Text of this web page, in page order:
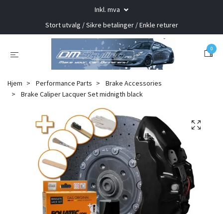
Inkl. mva
Stort utvalg / Sikre betalinger / Enkle returer
0
Hjem Performance Parts
Brake Accessories
Brake Caliper Lacquer Set midnigth black